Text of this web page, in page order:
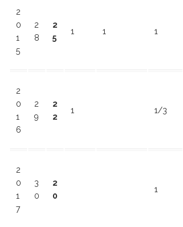
2
0
1
5
2
8
2
5
1 1 1
2
0
1
6
2
9
2
2
1 1/3
2
0
1
7
3
0
2
0
1